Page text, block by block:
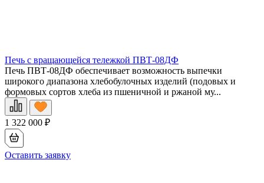
Печь с вращающейся тележкой ПВТ-08ДФ
Печь ПВТ-08ДФ обеспечивает возможность выпечки
широкого диапазона хлебобулочных изделий (подовых и
формовых сортов хлеба из пшеничной и ржаной му...
1 322 000 ₽
Оставить заявку